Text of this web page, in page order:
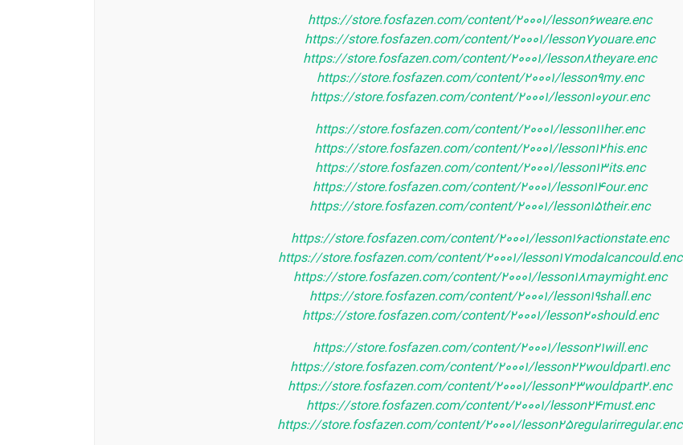
https://store.fosfazen.com/content/20001/lesson6weare.enc
https://store.fosfazen.com/content/20001/lesson7youare.enc
https://store.fosfazen.com/content/20001/lesson8theyare.enc
https://store.fosfazen.com/content/20001/lesson9my.enc
https://store.fosfazen.com/content/20001/lesson10your.enc
https://store.fosfazen.com/content/20001/lesson11her.enc
https://store.fosfazen.com/content/20001/lesson12his.enc
https://store.fosfazen.com/content/20001/lesson13its.enc
https://store.fosfazen.com/content/20001/lesson14our.enc
https://store.fosfazen.com/content/20001/lesson15their.enc
https://store.fosfazen.com/content/20001/lesson16actionstate.enc
https://store.fosfazen.com/content/20001/lesson17modalcancould.enc
https://store.fosfazen.com/content/20001/lesson18maymight.enc
https://store.fosfazen.com/content/20001/lesson19shall.enc
https://store.fosfazen.com/content/20001/lesson20should.enc
https://store.fosfazen.com/content/20001/lesson21will.enc
https://store.fosfazen.com/content/20001/lesson22wouldpart1.enc
https://store.fosfazen.com/content/20001/lesson23wouldpart2.enc
https://store.fosfazen.com/content/20001/lesson24must.enc
https://store.fosfazen.com/content/20001/lesson25regularirregular.enc